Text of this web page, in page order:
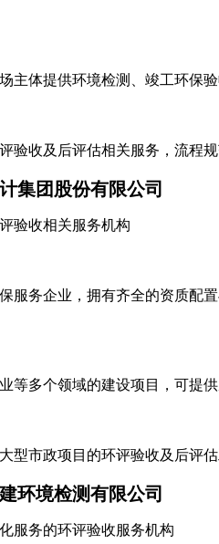
体提供环境检测、竣工环保验
收及后评估相关服务，流程规
集团股份有限公司
收相关服务机构
务企业，拥有齐全的资质配置
多个领域的建设项目，可提供
市政项目的环评验收及后评估
环境检测有限公司
务的环评验收服务机构